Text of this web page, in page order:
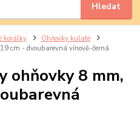
Hledat
korálky
Ohňovky kulaté
cm - dvoubarevná vínově-černá
ohňovky 8 mm,